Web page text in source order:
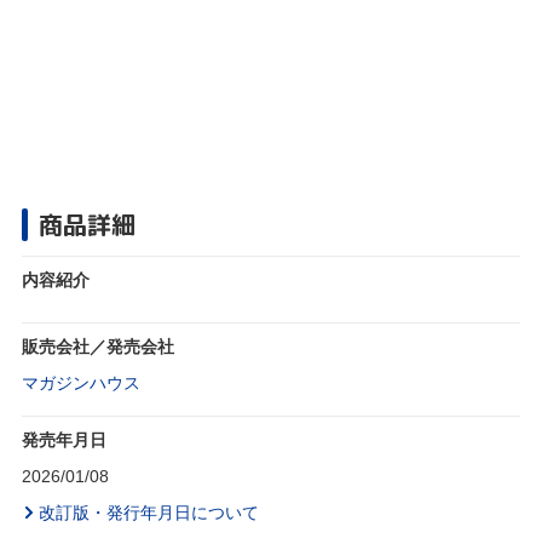
商品詳細
内容紹介
販売会社／発売会社
マガジンハウス
発売年月日
2026/01/08
改訂版・発行年月日について